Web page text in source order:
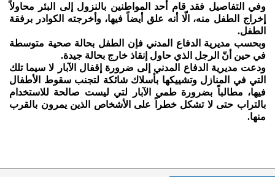
وفي التفاصيل فقد قام أحد المواطنين بالنزول إلى البئر محاولاً
إخراج الطفل منه، الّا أنه علق أيضاً فيها، وأخرجته الكوادر برفقة
الطفل.
وبحسب مديرية الدفاع المدني فإن الطفل بحالة صحية متوسطة
في حين أنّ الرجل الذي حاول إنقاذ خارج بحالة جيدة.
ودعت مديرية الدفاع المدني إلى ضرورة إقفال الآبار لا سيما تلك
التي في المنازل وتشييكها بأسلاك شائكة لتجنب سقوط الأطفال
فيها، مطالباً بضرورة طمي الآبار لتي ليست صالحة للاستخدام
بالتراب حتى لا تشكل خطراً على الأشخاص الذين يمرون بالقرب
منها.